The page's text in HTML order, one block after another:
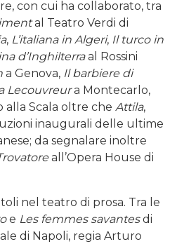
con cui ha collaborato, tra
al Teatro Verdi di
, L’italiana in Algeri, Il turco in
d’Inghilterraal Rossini
a Genova, Il barbiere di
Lecouvreura Montecarlo,
alla Scala oltre che Attila,
inaugurali delle ultime
da segnalare inoltre
all’Opera House di
nel teatro di prosa. Tra le
e Les femmes savantesdi
di Napoli, regia Arturo